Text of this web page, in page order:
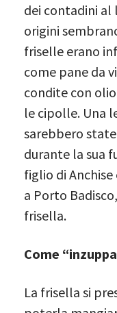
dei contadini al
origini
friselle erano
come pane da
condite con
le cipolle. Una
sarebbero
durante la sua
figlio di
a Porto
frisella.
Come
La frisella si